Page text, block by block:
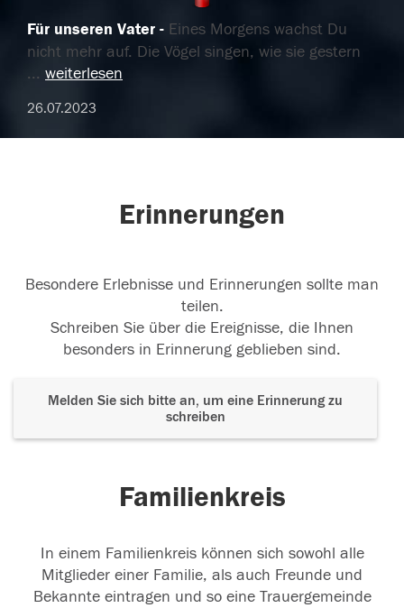
Für unseren Vater
Eines Morgens wachst Du
nicht mehr auf. Die Vögel singen, wie sie gestern
... weiterlesen
26.07.2023
Erinnerungen
Besondere Erlebnisse und Erinnerungen sollte man
teilen.
Schreiben Sie über die Ereignisse, die Ihnen
besonders in Erinnerung geblieben sind.
Melden Sie sich bitte an, um eine Erinnerung zu
schreiben
Familienkreis
In einem Familienkreis können sich sowohl alle
Mitglieder einer Familie, als auch Freunde und
Bekannte eintragen und so eine Trauergemeinde